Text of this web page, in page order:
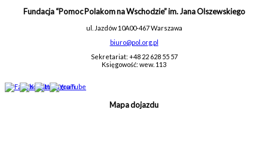
Fundacja “Pomoc Polakom na Wschodzie” im. Jana Olszewskiego
ul. Jazdów 10A00-467 Warszawa
biuro@pol.org.pl
Sekretariat: +48 22 628 55 57
Księgowość: wew. 113
Mapa dojazdu